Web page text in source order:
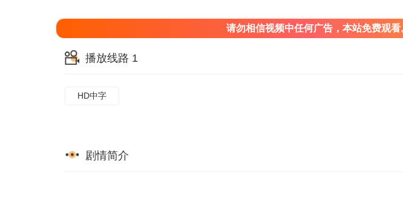
请勿相信视频中任何广告，本站免费观看
播放线路 1
HD中字
剧情简介